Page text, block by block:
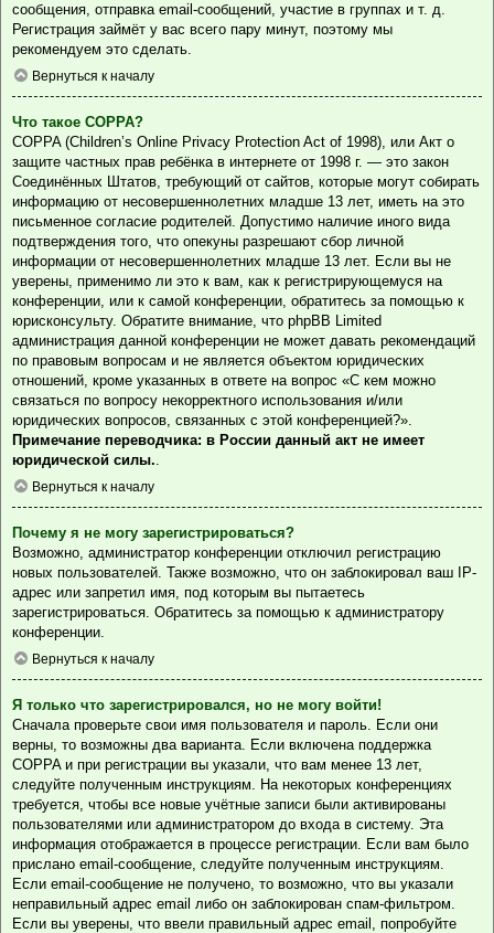
сообщения, отправка email-сообщений, участие в группах и т. д.
Регистрация займёт у вас всего пару минут, поэтому мы
рекомендуем это сделать.
Вернуться к началу
Что такое COPPA?
COPPA (Children’s Online Privacy Protection Act of 1998), или Акт о
защите частных прав ребёнка в интернете от 1998 г. — это закон
Соединённых Штатов, требующий от сайтов, которые могут собирать
информацию от несовершеннолетних младше 13 лет, иметь на это
письменное согласие родителей. Допустимо наличие иного вида
подтверждения того, что опекуны разрешают сбор личной
информации от несовершеннолетних младше 13 лет. Если вы не
уверены, применимо ли это к вам, как к регистрирующемуся на
конференции, или к самой конференции, обратитесь за помощью к
юрисконсульту. Обратите внимание, что phpBB Limited
администрация данной конференции не может давать рекомендаций
по правовым вопросам и не является объектом юридических
отношений, кроме указанных в ответе на вопрос «С кем можно
связаться по вопросу некорректного использования и/или
юридических вопросов, связанных с этой конференцией?».
Примечание переводчика: в России данный акт не имеет
юридической силы..
Вернуться к началу
Почему я не могу зарегистрироваться?
Возможно, администратор конференции отключил регистрацию
новых пользователей. Также возможно, что он заблокировал ваш IP-
адрес или запретил имя, под которым вы пытаетесь
зарегистрироваться. Обратитесь за помощью к администратору
конференции.
Вернуться к началу
Я только что зарегистрировался, но не могу войти!
Сначала проверьте свои имя пользователя и пароль. Если они
верны, то возможны два варианта. Если включена поддержка
COPPA и при регистрации вы указали, что вам менее 13 лет,
следуйте полученным инструкциям. На некоторых конференциях
требуется, чтобы все новые учётные записи были активированы
пользователями или администратором до входа в систему. Эта
информация отображается в процессе регистрации. Если вам было
прислано email-сообщение, следуйте полученным инструкциям.
Если email-сообщение не получено, то возможно, что вы указали
неправильный адрес email либо он заблокирован спам-фильтром.
Если вы уверены, что ввели правильный адрес email, попробуйте